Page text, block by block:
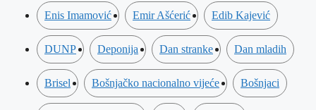
Enis Imamović Emir Ašćerić Edib Kajević
DUNP Deponija Dan stranke Dan mladih
Brisel Bošnjačko nacionalno vijeće Bošnjaci